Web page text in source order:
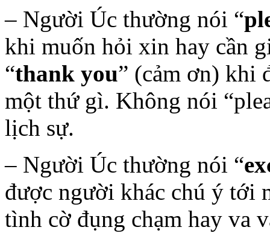
– Người Úc thường nói “
khi muốn hỏi xin hay cần
“thank you” (cảm ơn) khi
một thứ gì. Không nói
lịch sự.
– Người Úc thường nói “
được người khác chú ý tới
tình cờ đụng chạm hay va